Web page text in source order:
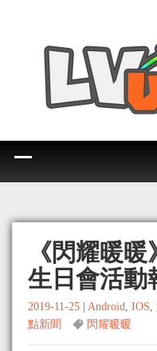
《閃耀暖
生日會活動
2019-11-25 Android, IOS,
點新聞
閃耀暖暖